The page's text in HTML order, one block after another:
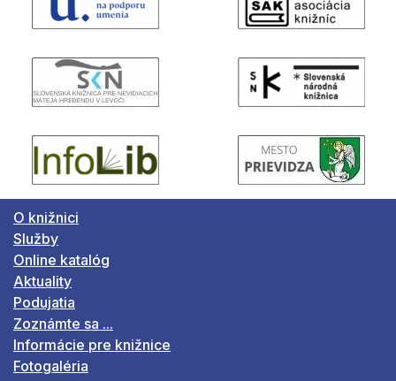
O knižnici
Služby
Online katalóg
Aktuality
Podujatia
Zoznámte sa ...
Informácie pre knižnice
Fotogaléria